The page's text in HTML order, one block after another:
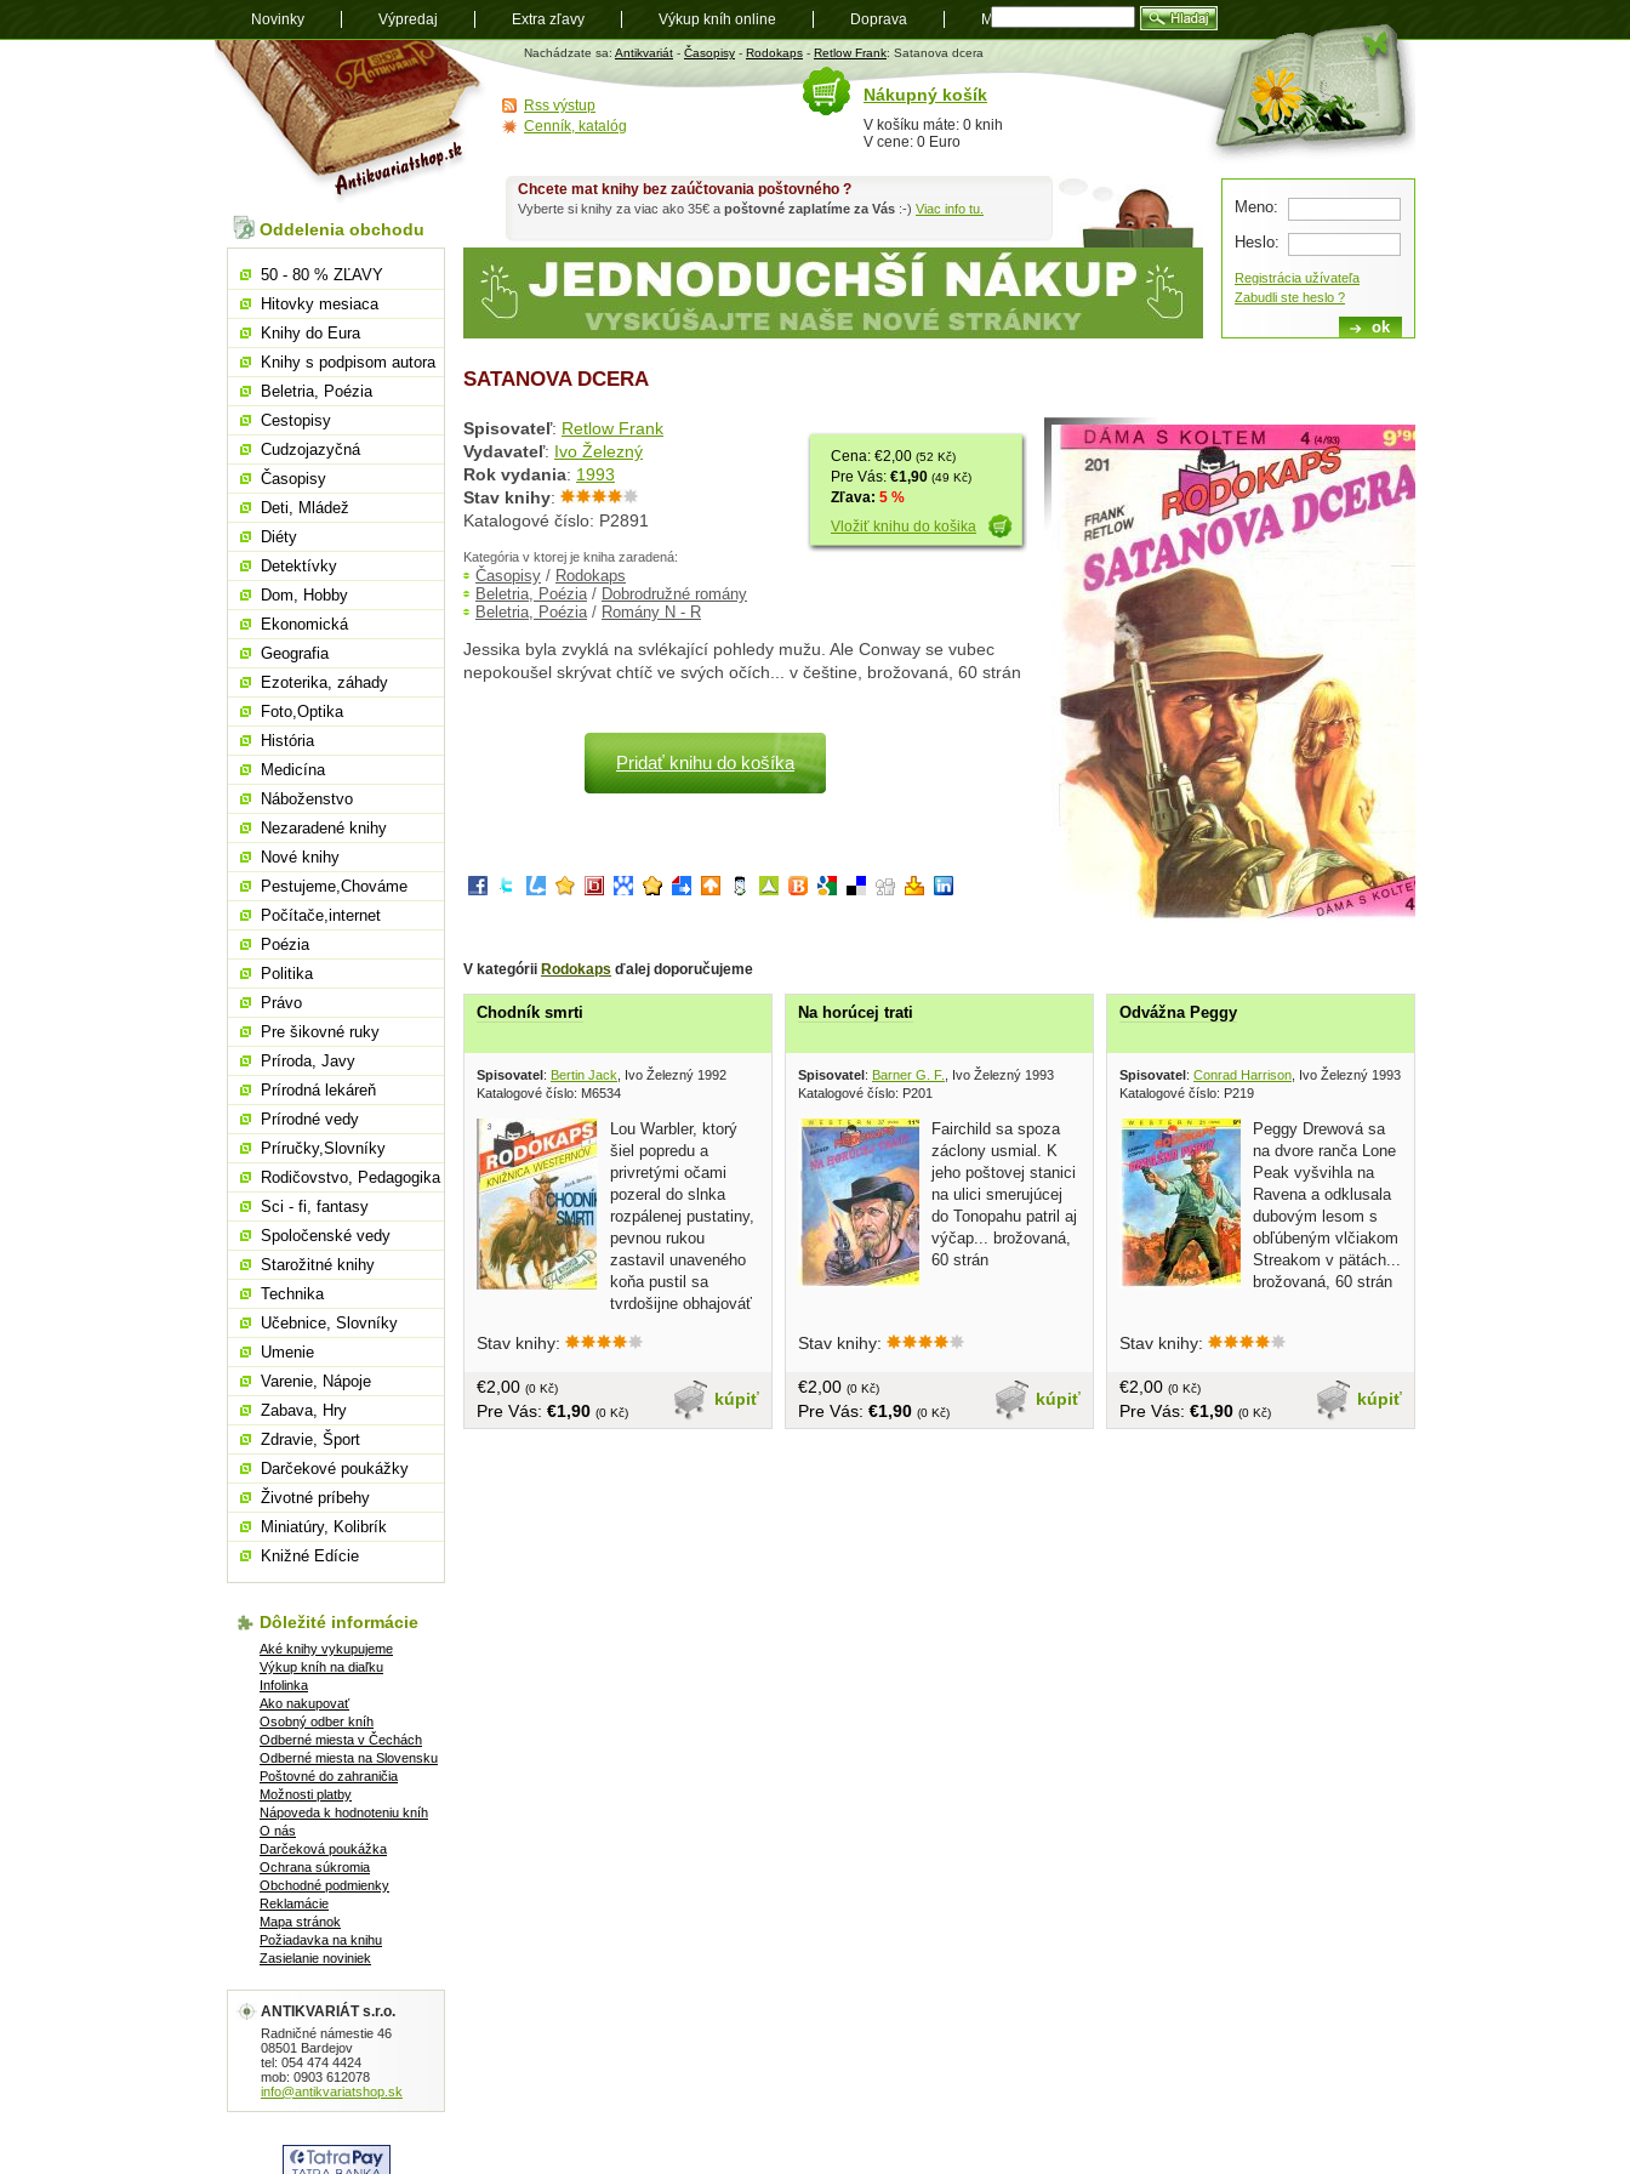
Antikvariát
shop.sk
Nachádzate sa: Antikvariát - Časopisy - Rodokaps - Retlow Frank: Satanova dcera
SATANOVA DCERA
Cena: €2,00 (52 Kč)
Pre Vás: €1,90 (49 Kč)
Zľava: 5 %
Vložiť knihu do košika
Spisovateľ: Retlow Frank
Vydavateľ: Ivo Železný
Rok vydania: 1993
Stav knihy:
Katalogové číslo: P2891
Kategória v ktorej je kniha zaradená:
Časopisy / Rodokaps
Beletria, Poézia/ Dobrodružné romány
Beletria, Poézia/ Romány N - R
Jessika byla zvyklá na svlékající pohledy mužu. Ale Conway se vubec
nepokoušel skrývat chtíč ve svých očích... v češtine, brožovaná, 60 strán
Pridať knihu do košíka
V kategórii Rodokaps ďalej doporučujeme
Chodník smrti
Spisovatel: Bertin Jack , Ivo Železný 1992
Katalogové číslo: M6534
Lou Warbler, ktorý
šiel popredu a
privretými očami
pozeral do slnka
rozpálenej pustatiny,
pevnou rukou
zastavil unaveného
koňa pustil sa
tvrdošijne obhajováť
Kaktusovi Lorrimerovi, ktorý šiel tesne
Stav knihy:
kúpiť
€2,00 (0 Kč)
Pre Vás: €1,90 (0 Kč)
Na horúcej trati
Spisovatel: Barner G. F.
, Ivo Železný 1993
Katalogové číslo: P201
Fairchild sa spoza
záclony usmial. K
jeho poštovej stanici
na ulici smerujúcej
do Tonopahu patril aj
výčap... brožovaná,
60 strán
Stav knihy:
kúpiť
€2,00 (0 Kč)
Pre Vás: €1,90 (0 Kč)
Odvážna Peggy
Spisovatel: Conrad Harrison , Ivo Železný 1993
Katalogové číslo: P219
Peggy Drewová sa
na dvore ranča Lone
Peak vyšvihla na
Ravena a odklusala
dubovým lesom s
obľúbeným vlčiakom
Streakom v pätách...
brožovaná, 60 strán
Stav knihy:
kúpiť
€2,00 (0 Kč)
Pre Vás: €1,90 (0 Kč)
Chcete mat knihy bez zaúčtovania poštovného ?
Vyberte si knihy za viac ako 35€ a poštovné zaplatíme za Vás :-) Viac info tu.
Oddelenia obchodu
50 - 80 % ZĽAVY
Hitovky mesiaca
Knihy do Eura
Knihy s podpisom autora
Beletria, Poézia
Cestopisy
Cudzojazyčná
Časopisy
Deti, Mládež
Diéty
Detektívky
Dom, Hobby
Ekonomická
Geografia
Ezoterika, záhady
Foto,Optika
História
Medicína
Náboženstvo
Nezaradené knihy
Nové knihy
Pestujeme,Chováme
Počítače,internet
Poézia
Politika
Právo
Pre šikovné ruky
Príroda, Javy
Prírodná lekáreň
Prírodné vedy
Príručky,Slovníky
Rodičovstvo, Pedagogika
Sci - fi, fantasy
Spoločenské vedy
Starožitné knihy
Technika
Učebnice, Slovníky
Umenie
Varenie, Nápoje
Zabava, Hry
Zdravie, Šport
Darčekové poukážky
Životné príbehy
Miniatúry, Kolibrík
Knižné Edície
Dôležité informácie
Aké knihy vykupujeme
Výkup kníh na diaľku
Infolinka
Ako nakupovať
Osobný odber kníh
Odberné miesta v Čechách
Odberné miesta na Slovensku
Poštovné do zahraničia
Možnosti platby
Nápoveda k hodnoteniu kníh
O nás
Darčeková poukážka
Ochrana súkromia
Obchodné podmienky
Reklamácie
Mapa stránok
Požiadavka na knihu
Zasielanie noviniek
ANTIKVARIÁT s.r.o.
Radničné námestie 46
08501 Bardejov
tel: 054 474 4424
mob: 0903 612078
info@antikvariatshop.sk
Meno:
Heslo:
Registrácia užívateľa
Zabudli ste heslo ?
Nákupný košík
V košíku máte: 0 knih
V cene: 0 Euro
Rss výstup
Cenník, katalóg
Novinky Výpredaj Extra zľavy Výkup kníh online Doprava Mapa